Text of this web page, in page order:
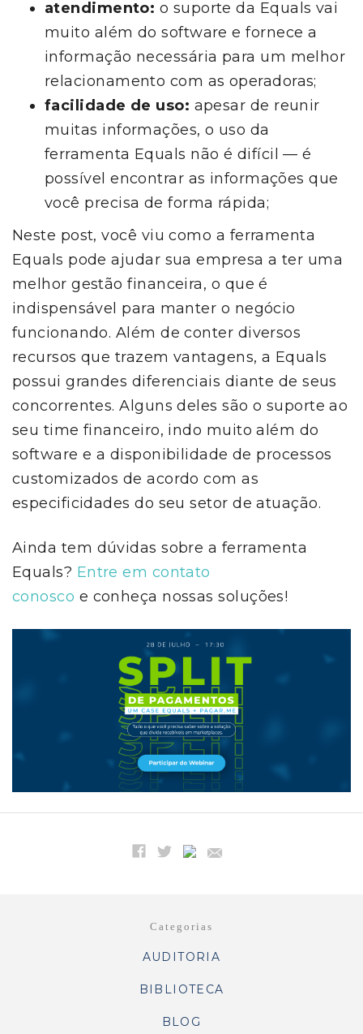
atendimento: o suporte da Equals vai
muito além do software e fornece a
informação necessária para um melhor
relacionamento com as operadoras;
facilidade de uso: apesar de reunir
muitas informações, o uso da
ferramenta Equals não é difícil — é
possível encontrar as informações que
você precisa de forma rápida;
Neste post, você viu como a ferramenta
Equals pode ajudar sua empresa a ter uma
melhor gestão financeira, o que é
indispensável para manter o negócio
funcionando. Além de conter diversos
recursos que trazem vantagens, a Equals
possui grandes diferenciais diante de seus
concorrentes. Alguns deles são o suporte ao
seu time financeiro, indo muito além do
software e a disponibilidade de processos
customizados de acordo com as
especificidades do seu setor de atuação.
Ainda tem dúvidas sobre a ferramenta
Equals? Entre em contato
conosco e conheça nossas soluções!
Categorias
AUDITORIA
BIBLIOTECA
BLOG